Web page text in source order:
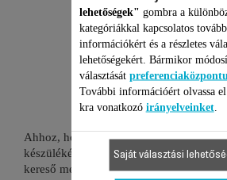
6
Ahhoz, hogy ellenőrizze, hogy ez a
készülékével, kérjük gépelje be a
kereső mezőbe vagy ellenőrizze a lenti
lehetőségek" gombra a
kategóriákkal kapcsolatos
információkért és a részletes
lehetőségekért. Bármikor
választását
További információért olvassa
kra vonatkozó irányelveinket.
Saját választási